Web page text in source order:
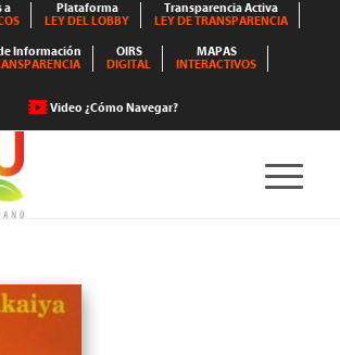
a
Plataforma
LEY DEL LOBBY
Transparencia Activa
LEY DE TRANSPARENCIA
Información
OIRS
DIGITAL
MAPAS
INTERACTIVOS
Video ¿Cómo Navegar?